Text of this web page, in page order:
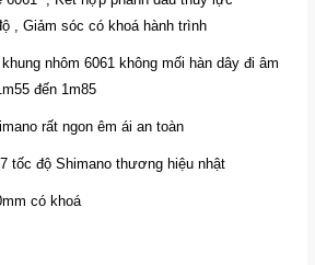
, Giảm sóc có khoá hành trình
nhôm 6061 không mối hàn dây đi âm
đến 1m85
rất ngon êm ái an toàn
tốc độ Shimano thương hiệu nhật
có khoá